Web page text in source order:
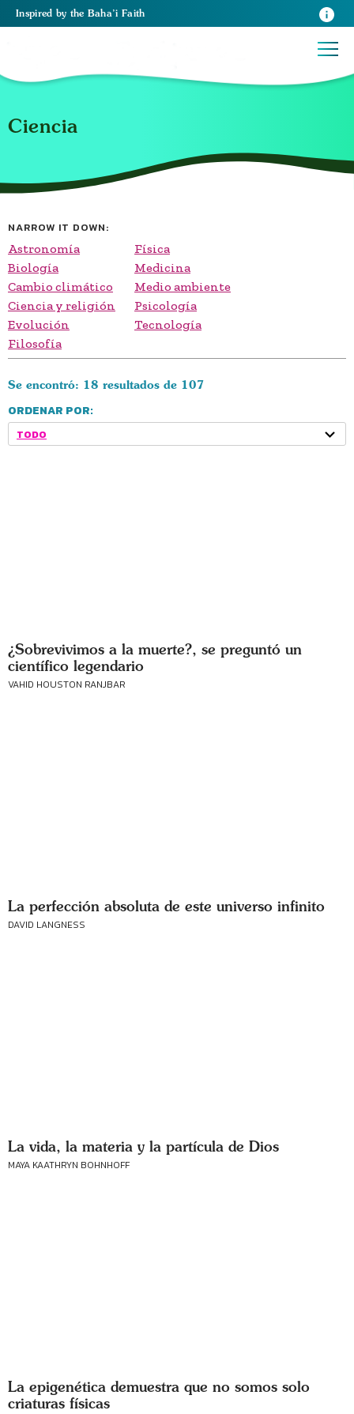
Inspired by the Baha’i Faith
Ciencia
NARROW IT DOWN:
Astronomía
Biología
Cambio climático
Ciencia y religión
Evolución
Filosofía
Física
Medicina
Medio ambiente
Psicología
Tecnología
Se encontró: 18 resultados de 107
ORDENAR POR:
TODO
¿Sobrevivimos a la muerte?, se preguntó un
científico legendario
VAHID HOUSTON RANJBAR
La perfección absoluta de este universo infinito
DAVID LANGNESS
La vida, la materia y la partícula de Dios
MAYA KAATHRYN BOHNHOFF
La epigenética demuestra que no somos solo
criaturas físicas